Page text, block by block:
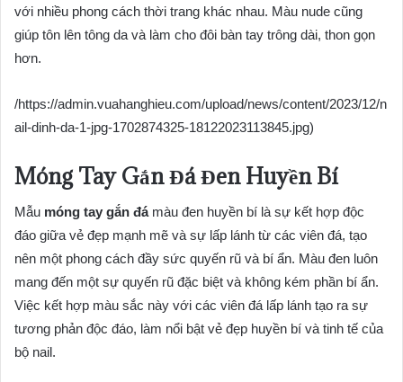
với nhiều phong cách thời trang khác nhau. Màu nude cũng
giúp tôn lên tông da và làm cho đôi bàn tay trông dài, thon gọn
hơn.
/https://admin.vuahanghieu.com/upload/news/content/2023/12/n
ail-dinh-da-1-jpg-1702874325-18122023113845.jpg)
Móng Tay Gắn Đá Đen Huyền Bí
Mẫu móng tay gắn đámàu đen huyền bí là sự kết hợp độc
đáo giữa vẻ đẹp mạnh mẽ và sự lấp lánh từ các viên đá, tạo
nên một phong cách đầy sức quyến rũ và bí ẩn. Màu đen luôn
mang đến một sự quyến rũ đặc biệt và không kém phần bí ẩn.
Việc kết hợp màu sắc này với các viên đá lấp lánh tạo ra sự
tương phản độc đáo, làm nổi bật vẻ đẹp huyền bí và tinh tế của
bộ nail.